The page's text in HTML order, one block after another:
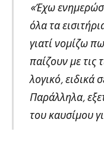
«Έχω
όλα τα
γιατί νομίζω
παίζουν με τις
λογικό, ειδικά
Παράλληλα,
του καυσίμου